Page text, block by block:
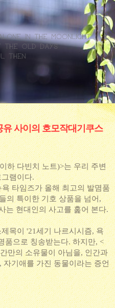
사이의 호모작대기쿠스
하 다빈치 노트)>는 우리 주변
그램이다.
타임즈가 올해 최고의 발몀품
의 특이한 기호 상품을 넘어,
는 현대인의 사고를 훑어 본다.
목이 '21세기 나르시시즘, 욕
품으로 칭송받는다. 하지만, <
만의 소유물이 아님을, 인간과
자기애를 가진 동물이라는 증언